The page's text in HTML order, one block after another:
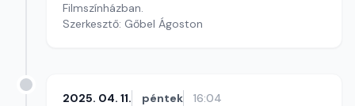
Filmszínházban.
Szerkesztő: Gőbel Ágoston
2025. 04. 11. péntek 16:04